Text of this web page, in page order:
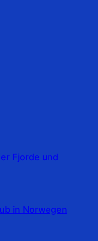
Fjorde und
in Norwegen